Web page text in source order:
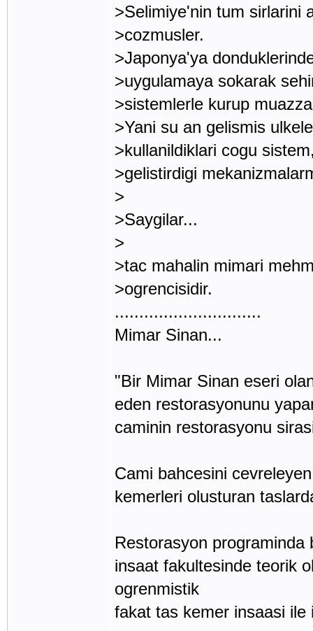
>Selimiye'nin tum sirlarini
>cozmusler.
>Japonya'ya
>uygulamaya sokarak
>sistemlerle kurup
>Yani su an gelismis
>kullanildiklari cogu
>gelistirdigi
>
>Saygilar...
>
>tac mahalin mimari
>ogrencisidir.
..............................
Mimar Sinan...
"Bir Mimar Sinan eseri
eden restorasyonunu
caminin restorasyonu
Cami bahcesini
kemerleri olusturan
Restorasyon
insaat fakultesinde teorik
ogrenmistik
fakat tas kemer insaasi ile